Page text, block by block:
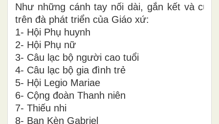
Như những cánh tay nối dài, gắn kết và
trên đà phát triển của Giáo xứ:
1- Hội Phụ huynh
2- Hội Phụ nữ
3- Câu lạc bộ người cao tuổi
4- Câu lạc bộ gia đình trẻ
5- Hội Legio Mariae
6- Cộng đoàn Thanh niên
7- Thiếu nhi
8- Ban Kèn Gabriel